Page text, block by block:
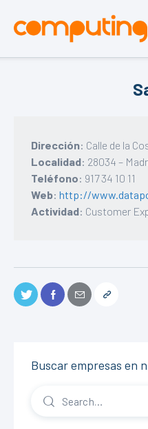
Dirección: Calle de la
Localidad: 28034 –
Teléfono: 917 34 10 11
Web: http://
Actividad: Customer
Buscar empresas en